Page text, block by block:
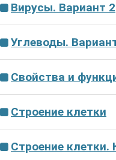
Вирусы. Вариант 2
Углеводы.
Свойства и
Строение клетки
Строение клетки.